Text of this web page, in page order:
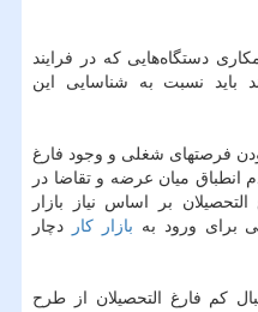
دستگاه‌هایی كه در فرایند
باید نسبت به شناسایی این
فرصتهای شغلی و وجود فارغ
انطباق میان عرضه و تقاضا در
بر اساس نیاز بازار
برای ورود به بازار كار
دچار
كم فارغ التحصیلان از طرح